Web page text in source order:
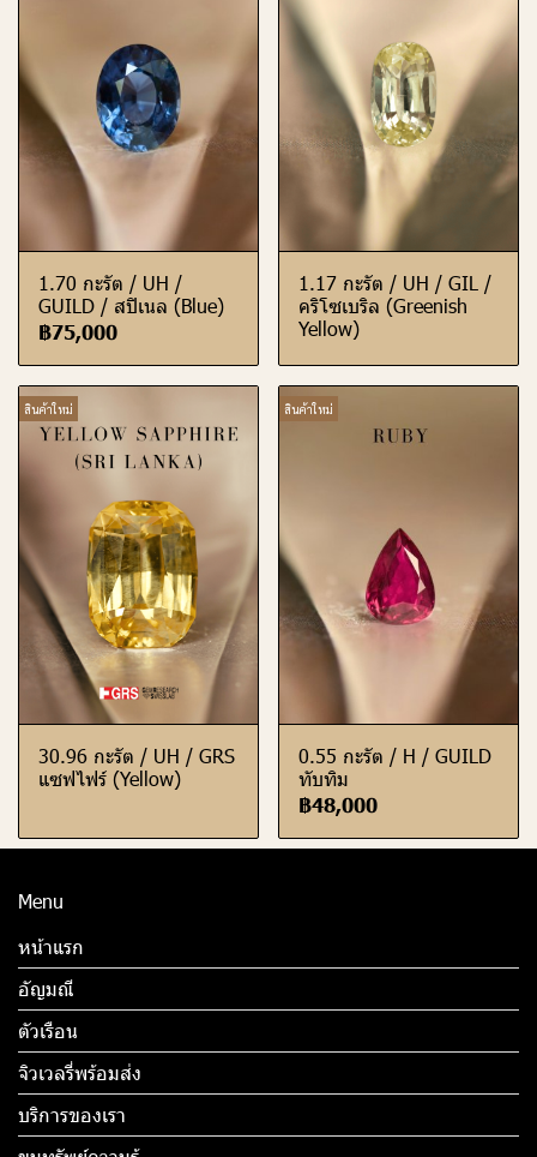
1.70 กะรัต / UH /
GUILD / สปิเนล (Blue)
฿75,000
1.17 กะรัต / UH / GIL /
คริโซเบริล (Greenish
Yellow)
สินค้าใหม่
30.96 กะรัต / UH / GRS
แซฟไฟร์ (Yellow)
สินค้าใหม่
0.55 กะรัต / H / GUILD
ทับทิม
฿48,000
Menu
หน้าแรก
อัญมณี
ตัวเรือน
จิวเวลรี่พร้อมส่ง
บริการของเรา